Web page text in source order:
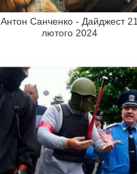
Антон Санченко - Дайджест 21
лютого 2024